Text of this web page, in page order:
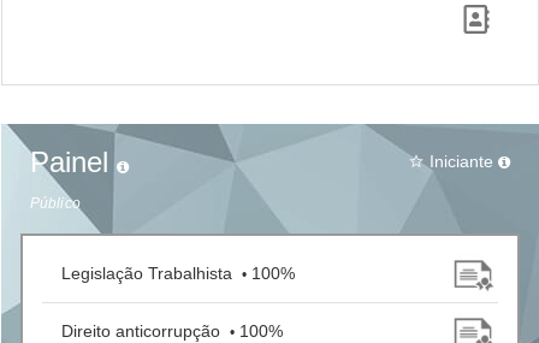
Painel
Público
star_border Iniciante
Legislação Trabalhista • 100%
Direito anticorrupção • 100%